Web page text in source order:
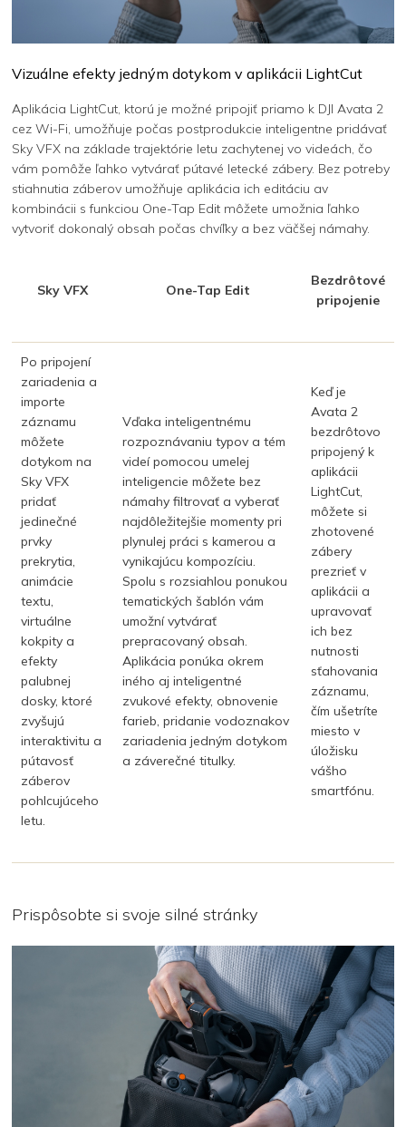
Vizuálne efekty jedným dotykom v aplikácii LightCut
Aplikácia LightCut, ktorú je možné pripojiť priamo k DJI Avata 2
cez Wi-Fi, umožňuje počas postprodukcie inteligentne pridávať
Sky VFX na základe trajektórie letu zachytenej vo videách, čo
vám pomôže ľahko vytvárať pútavé letecké zábery. Bez potreby
stiahnutia záberov umožňuje aplikácia ich editáciu av
kombinácii s funkciou One-Tap Edit môžete umožnia ľahko
vytvoriť dokonalý obsah počas chvíľky a bez väčšej námahy.
Sky VFX One-Tap Edit
Bezdrôtové
pripojenie
Po pripojení
zariadenia a
importe
záznamu
môžete
dotykom na
Sky VFX
pridať
jedinečné
prvky
prekrytia,
animácie
textu,
virtuálne
kokpity a
efekty
palubnej
dosky, ktoré
zvyšujú
interaktivitu a
pútavosť
záberov
pohlcujúceho
letu.
Vďaka inteligentnému
rozpoznávaniu typov a tém
videí pomocou umelej
inteligencie môžete bez
námahy filtrovať a vyberať
najdôležitejšie momenty pri
plynulej práci s kamerou a
vynikajúcu kompozíciu.
Spolu s rozsiahlou ponukou
tematických šablón vám
umožní vytvárať
prepracovaný obsah.
Aplikácia ponúka okrem
iného aj inteligentné
zvukové efekty, obnovenie
farieb, pridanie vodoznakov
zariadenia jedným dotykom
a záverečné titulky.
Keď je
Avata 2
bezdrôtovo
pripojený k
aplikácii
LightCut,
môžete si
zhotovené
zábery
prezrieť v
aplikácii a
upravovať
ich bez
nutnosti
sťahovania
záznamu,
čím ušetríte
miesto v
úložisku
vášho
smartfónu.
Prispôsobte si svoje silné stránky